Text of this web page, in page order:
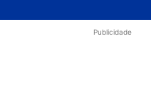
Publicidade